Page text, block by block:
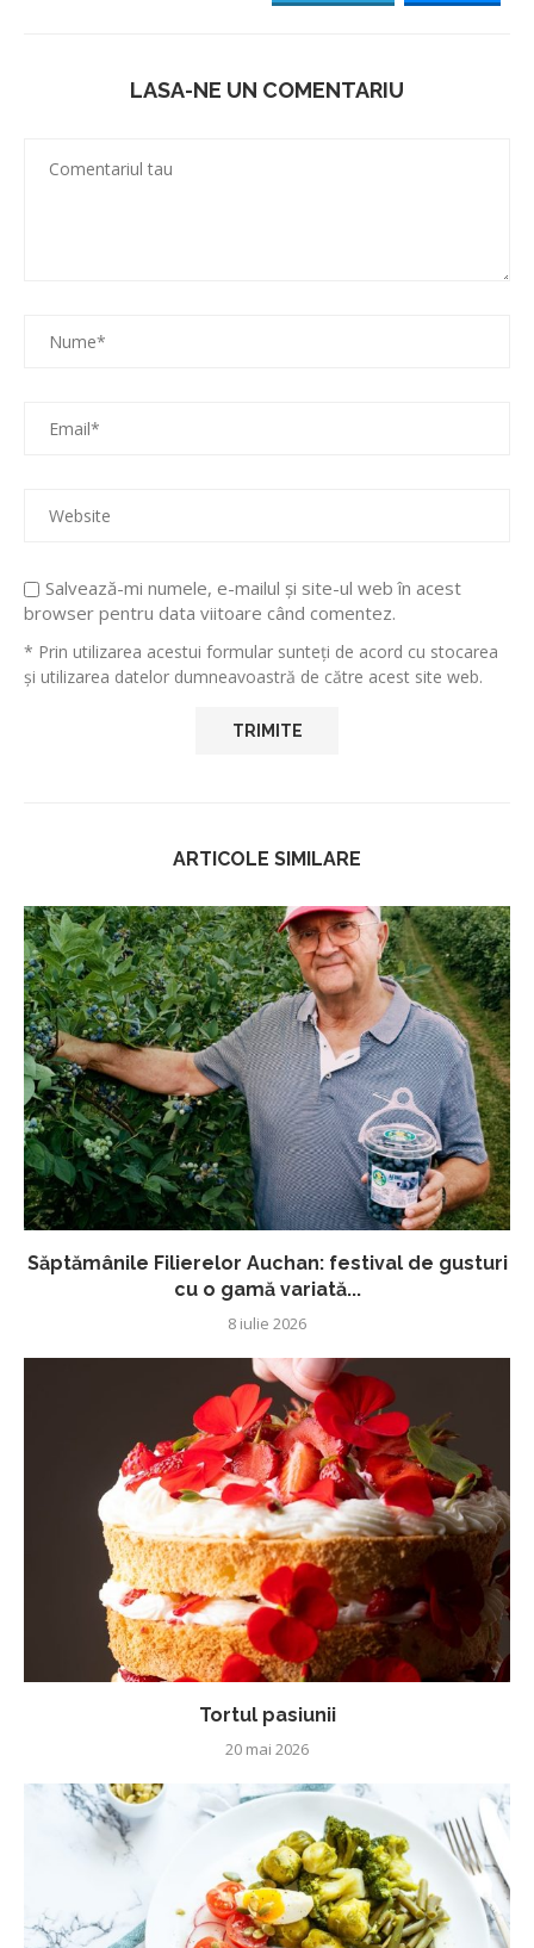
LASA-NE UN COMENTARIU
Salvează-mi numele, e-mailul și site-ul web în acest
browser pentru data viitoare când comentez.
* Prin utilizarea acestui formular sunteți de acord cu stocarea
și utilizarea datelor dumneavoastră de către acest site web.
ARTICOLE SIMILARE
Săptămânile Filierelor Auchan: festival de gusturi
cu o gamă variată...
8 iulie 2026
Tortul pasiunii
20 mai 2026